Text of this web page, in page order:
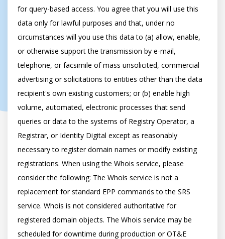
for query-based access. You agree that you will use this
data only for lawful purposes and that, under no
circumstances will you use this data to (a) allow, enable,
or otherwise support the transmission by e-mail,
telephone, or facsimile of mass unsolicited, commercial
advertising or solicitations to entities other than the data
recipient's own existing customers; or (b) enable high
volume, automated, electronic processes that send
queries or data to the systems of Registry Operator, a
Registrar, or Identity Digital except as reasonably
necessary to register domain names or modify existing
registrations. When using the Whois service, please
consider the following: The Whois service is not a
replacement for standard EPP commands to the SRS
service. Whois is not considered authoritative for
registered domain objects. The Whois service may be
scheduled for downtime during production or OT&E